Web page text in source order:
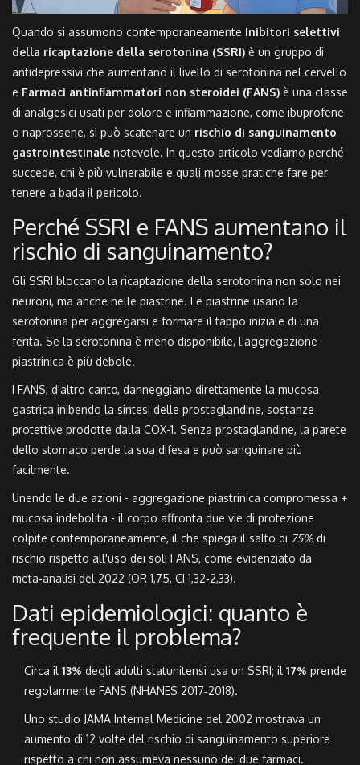
Quando si assumono contemporaneamente Inibitori selettivi
della ricaptazione della serotonina (SSRI) è un gruppo di
antidepressivi che aumentano il livello di serotonina nel cervello
e Farmaci antinfiammatori non steroidei (FANS) è una classe
di analgesici usati per dolore e infiammazione, come ibuprofene
o naprossene, si può scatenare un rischio di sanguinamento
gastrointestinale notevole. In questo articolo vediamo perché
succede, chi è più vulnerabile e quali mosse pratiche fare per
tenere a bada il pericolo.
Perché SSRI e FANS aumentano il
rischio di sanguinamento?
Gli SSRI bloccano la ricaptazione della serotonina non solo nei
neuroni, ma anche nelle piastrine. Le piastrine usano la
serotonina per aggregarsi e formare il tappo iniziale di una
ferita. Se la serotonina è meno disponibile, l'aggregazione
piastrinica è più debole.
I FANS, d'altro canto, danneggiano direttamente la mucosa
gastrica inibendo la sintesi delle prostaglandine, sostanze
protettive prodotte dalla COX-1. Senza prostaglandine, la parete
dello stomaco perde la sua difesa e può sanguinare più
facilmente.
Unendo le due azioni - aggregazione piastrinica compromessa +
mucosa indebolita - il corpo affronta due vie di protezione
colpite contemporaneamente, il che spiega il salto di 75% di
rischio rispetto all'uso dei soli FANS, come evidenziato da
meta‑analisi del 2022 (OR 1,75, CI 1,32‑2,33).
Dati epidemiologici: quanto è
frequente il problema?
Circa il 13% degli adulti statunitensi usa un SSRI; il 17% prende
regolarmente FANS (NHANES 2017‑2018).
Uno studio JAMA Internal Medicine del 2002 mostrava un
aumento di 12 volte del rischio di sanguinamento superiore
rispetto a chi non assumeva nessuno dei due farmaci.